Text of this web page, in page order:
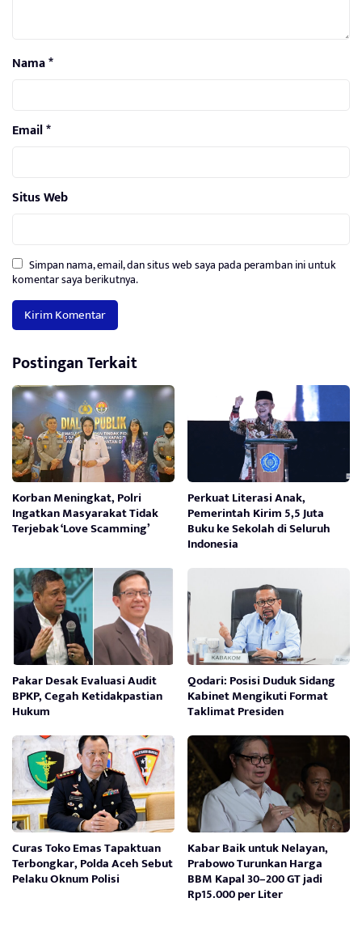
Nama*
Email*
Situs Web
Simpan nama, email, dan situs web saya pada peramban ini untuk
komentar saya berikutnya.
Postingan Terkait
Korban Meningkat, Polri
Ingatkan Masyarakat Tidak
Terjebak ‘Love Scamming’
Perkuat Literasi Anak,
Pemerintah Kirim 5,5 Juta
Buku ke Sekolah di Seluruh
Indonesia
Pakar Desak Evaluasi Audit
BPKP, Cegah Ketidakpastian
Hukum
Qodari: Posisi Duduk Sidang
Kabinet Mengikuti Format
Taklimat Presiden
Curas Toko Emas Tapaktuan
Terbongkar, Polda Aceh Sebut
Pelaku Oknum Polisi
Kabar Baik untuk Nelayan,
Prabowo Turunkan Harga
BBM Kapal 30–200 GT jadi
Rp15.000 per Liter